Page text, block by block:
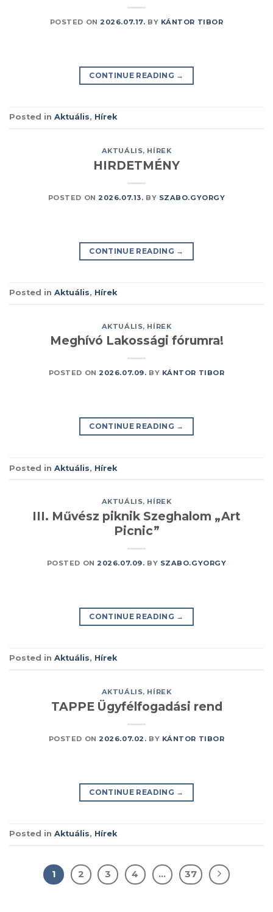
POSTED ON 2026.07.17. BY KÁNTOR TIBOR
CONTINUE READING →
Posted in Aktuális, Hírek
AKTUÁLIS, HÍREK
HIRDETMÉNY
POSTED ON 2026.07.13. BY SZABO.GYORGY
CONTINUE READING →
Posted in Aktuális, Hírek
AKTUÁLIS, HÍREK
Meghívó Lakossági fórumra!
POSTED ON 2026.07.09. BY KÁNTOR TIBOR
CONTINUE READING →
Posted in Aktuális, Hírek
AKTUÁLIS, HÍREK
III. Művész piknik Szeghalom „Art
Picnic”
POSTED ON 2026.07.09. BY SZABO.GYORGY
CONTINUE READING →
Posted in Aktuális, Hírek
AKTUÁLIS, HÍREK
TAPPE Ügyfélfogadási rend
POSTED ON 2026.07.02. BY KÁNTOR TIBOR
CONTINUE READING →
Posted in Aktuális, Hírek
1 2 3 4 … 37